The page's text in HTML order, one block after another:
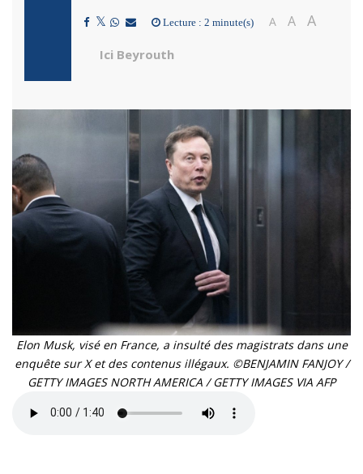
Lecture : 2 minute(s) A A A
Ici Beyrouth
Elon Musk, visé en France, a insulté des magistrats dans une
enquête sur X et des contenus illégaux. ©BENJAMIN FANJOY /
GETTY IMAGES NORTH AMERICA / GETTY IMAGES VIA AFP